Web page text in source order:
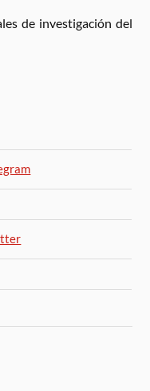
de investigación del